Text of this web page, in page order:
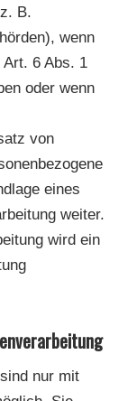
B.
wenn
6 Abs. 1
oder wenn
von
eines
weiter.
wird ein
nur mit